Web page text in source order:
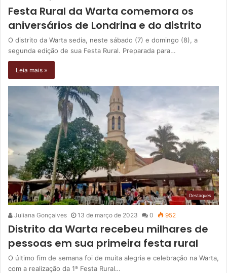
Festa Rural da Warta comemora os
aniversários de Londrina e do distrito
O distrito da Warta sedia, neste sábado (7) e domingo (8), a
segunda edição de sua Festa Rural. Preparada para…
Leia mais »
Destaques
Juliana Gonçalves 13 de março de 2023 0 952
Distrito da Warta recebeu milhares de
pessoas em sua primeira festa rural
O último fim de semana foi de muita alegria e celebração na Warta,
com a realização da 1ª Festa Rural…